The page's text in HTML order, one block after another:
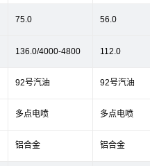
75.0 56.0
136.0/4000-4800 112.0
92号汽油 92号汽油
多点电喷 多点电喷
铝合金 铝合金